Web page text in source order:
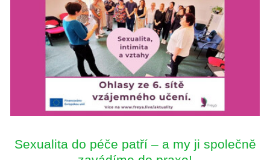
Sexualita do péče patří – a my ji společně